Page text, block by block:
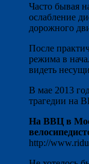
Часто бывая
ослабление
дорожного
После
режима в
видеть
В мае 2013
трагедии на
На ВВЦ в
http://